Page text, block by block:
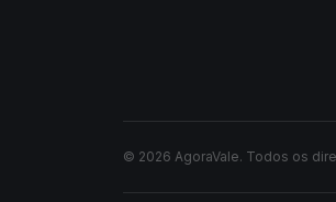
© 2026 AgoraVale. Todos os